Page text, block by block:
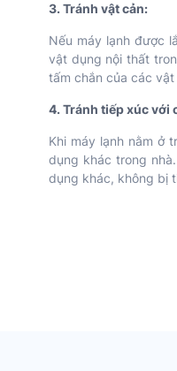
3. Tránh vật cản:
Nếu máy lạnh được
vật dụng nội thất
tấm chắn của các
4. Tránh tiếp xúc với
Khi máy lạnh nằm ở
dụng khác trong
dụng khác, không bị